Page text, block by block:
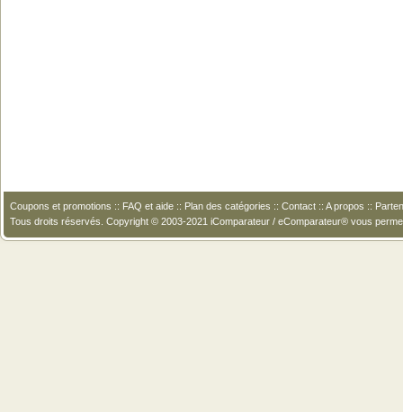
Coupons et promotions :: FAQ et aide :: Plan des catégories :: Contact :: A propos ::
Tous droits réservés. Copyright © 2003-2021 iComparateur / eComparateur® vous